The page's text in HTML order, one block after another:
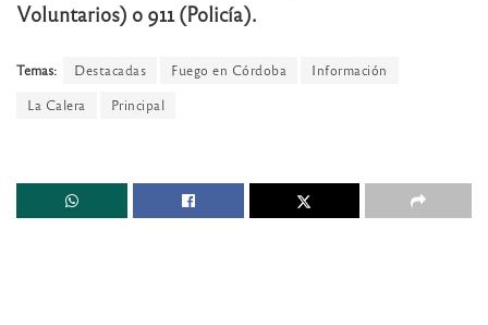
Voluntarios) o 911 (Policía).
Temas: Destacadas Fuego en Córdoba
Información
La Calera
Principal